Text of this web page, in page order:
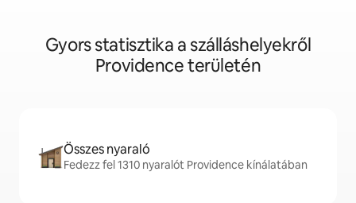
Gyors statisztika a szálláshelyekről
Providence területén
Összes nyaraló
Fedezz fel 1310 nyaralót Providence kínálatában